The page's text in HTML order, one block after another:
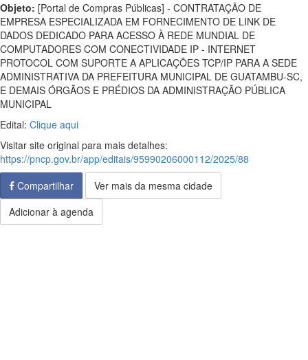
Objeto: [Portal de Compras Públicas] - CONTRATAÇÃO DE
EMPRESA ESPECIALIZADA EM FORNECIMENTO DE LINK DE
DADOS DEDICADO PARA ACESSO À REDE MUNDIAL DE
COMPUTADORES COM CONECTIVIDADE IP - INTERNET
PROTOCOL COM SUPORTE A APLICAÇÕES TCP/IP PARA A SEDE
ADMINISTRATIVA DA PREFEITURA MUNICIPAL DE GUATAMBU-SC,
E DEMAIS ÓRGÃOS E PRÉDIOS DA ADMINISTRAÇÃO PÚBLICA
MUNICIPAL
Edital: Clique aqui
Visitar site original para mais detalhes:
https://pncp.gov.br/app/editais/95990206000112/2025/88
Compartilhar
Ver mais da mesma cidade
Adicionar à agenda